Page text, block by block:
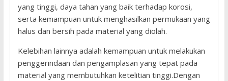
yang tinggi, daya tahan yang baik terhadap korosi,
serta kemampuan untuk menghasilkan permukaan yang
halus dan bersih pada material yang diolah.
Kelebihan lainnya adalah kemampuan untuk melakukan
penggerindaan dan pengamplasan yang tepat pada
material yang membutuhkan ketelitian tinggi.Dengan